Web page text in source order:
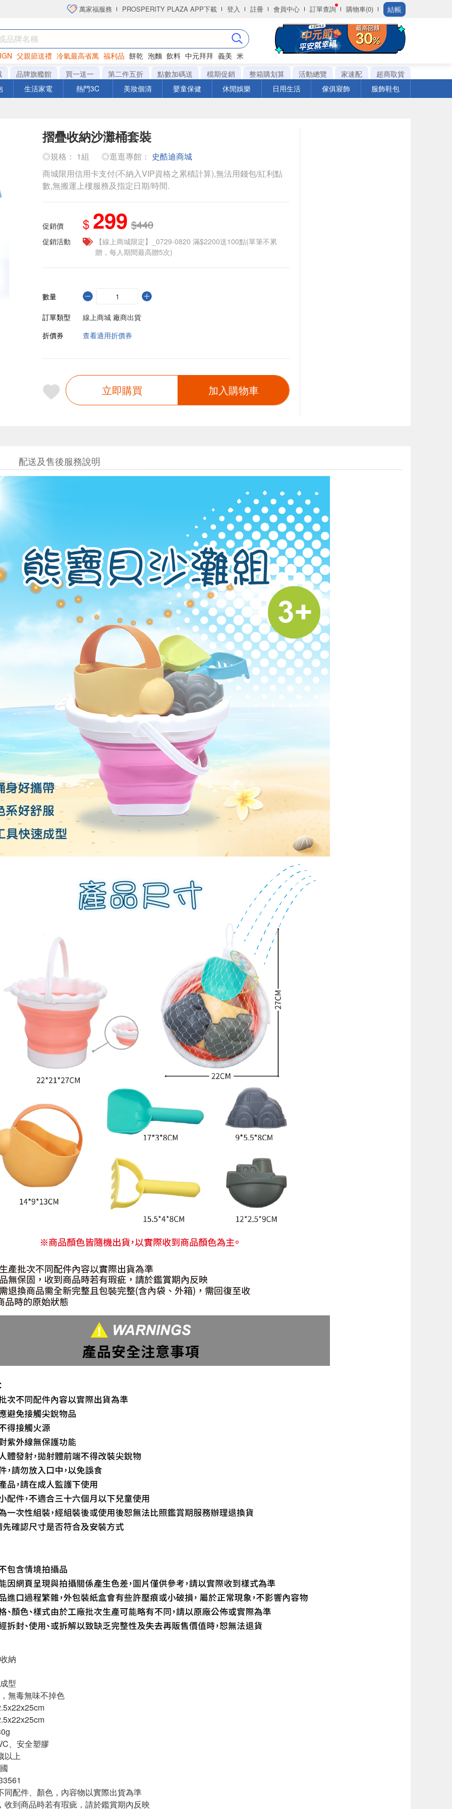
萬家福服務 PROSPERITY PLAZA APP下載 登入 註冊 會員中心 訂單查詢 購物車(0) 結帳
父親節送禮 冷氣最高省萬 福利品 餅乾 泡麵 飲料 中元拜拜 義美 米
洋芋片
品牌旗艦館 買一送一 第二件五折 點數加碼送 檔期促銷 整箱購划算 活動總覽 家速配
超商取貨
生活家電 熱門3C 美妝個清 嬰童保健 休閒娛樂 日用生活 傢俱寢飾 服飾鞋包
摺疊收納沙灘桶套裝
◎規格： 1組 ◎逛逛專館： 史酷迪商城
商城限用信用卡支付(不納入VIP資格之累積計算),無法用錢包/紅利點
數,無搬運上樓服務及指定日期/時間.
促銷價 $ 299 $440
促銷活動
【線上商城限定】_0729-0820 滿$2200送100點(單筆不累
贈，每人期間最高贈5次)
數量
訂單類型
線上商城 廠商出貨
折價券
查看適用折價券
立即購買 加入購物車
配送及售後服務說明
納
型
無毒無味不掉色
、安全塑膠
以上
同配件、顏色，內容物以實際出貨為準
收到商品時若有瑕疵，請於鑑賞期內反映